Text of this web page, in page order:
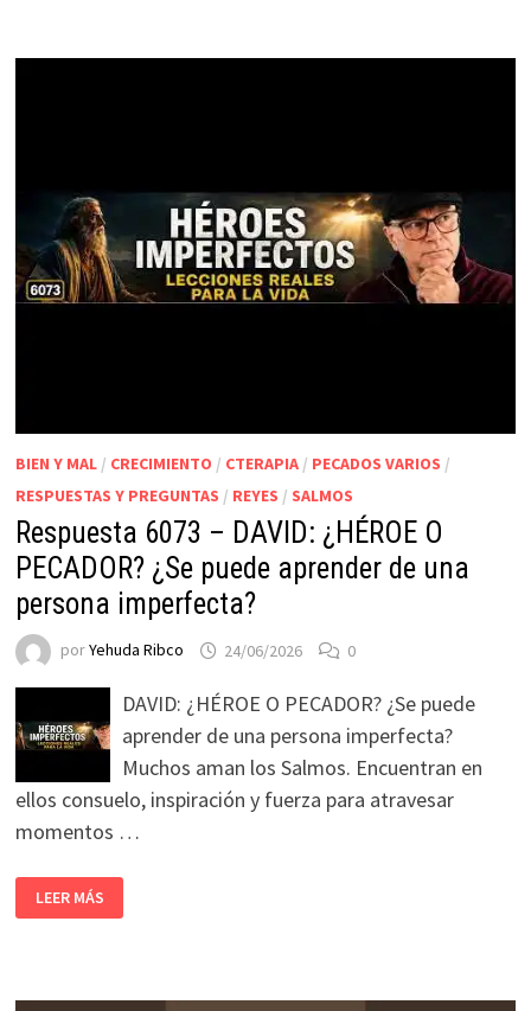
BIEN Y MAL/ CRECIMIENTO / CTERAPIA/ PECADOS VARIOS /
RESPUESTAS Y PREGUNTAS / REYES / SALMOS
Respuesta 6073 – DAVID: ¿HÉROE O
PECADOR? ¿Se puede aprender de una
persona imperfecta?
porYehuda Ribco 24/06/2026 0
DAVID: ¿HÉROE O PECADOR? ¿Se puede
aprender de una persona imperfecta?
Muchos aman los Salmos. Encuentran en
ellos consuelo, inspiración y fuerza para atravesar
momentos …
LEER MÁS